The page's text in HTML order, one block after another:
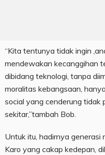
“Kita tentunya tidak ingin
mendewakan kecanggihan
dibidang teknologi, tanpa
moralitas kebangsaan,
social yang cenderung tidak
sekitar,”tambah Bob.
Untuk itu, hadirnya generasi
Karo yang cakap kedepan,